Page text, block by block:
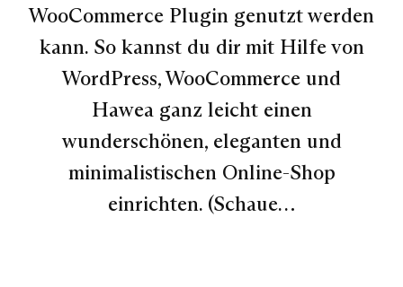
WooCommerce Plugin genutzt werden
kann. So kannst du dir mit Hilfe von
WordPress, WooCommerce und
Hawea ganz leicht einen
wunderschönen, eleganten und
minimalistischen Online-Shop
einrichten. (Schaue…